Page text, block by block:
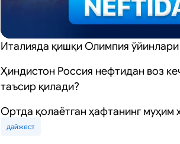
Италияда қишқи Олимпия
Ҳиндистон Россия нефтидан воз
таъсир қилади?
Ортда қолаётган ҳафтанинг муҳим
дайжест